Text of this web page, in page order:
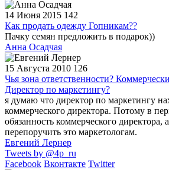
14 Июня 2015 142
Как продать одежду Гопникам??
Пачку семян предложить в подарок))
Анна Осадчая
15 Августа 2010 126
Чья зона ответственности?
Директор по маркетингу?
я думаю что директор по маркетингу
коммерческого директора. Потому в
обязанность коммерческого директора,
перепоручить это маркетологам.
Евгений Лернер
Tweets by @4p_ru
Facebook Вконтакте Twitter